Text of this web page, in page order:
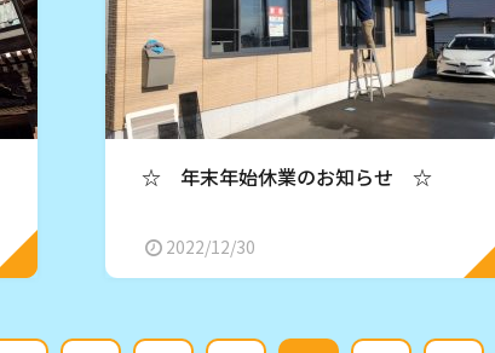
☆ 年末年始休業のお知らせ ☆
2022/12/30